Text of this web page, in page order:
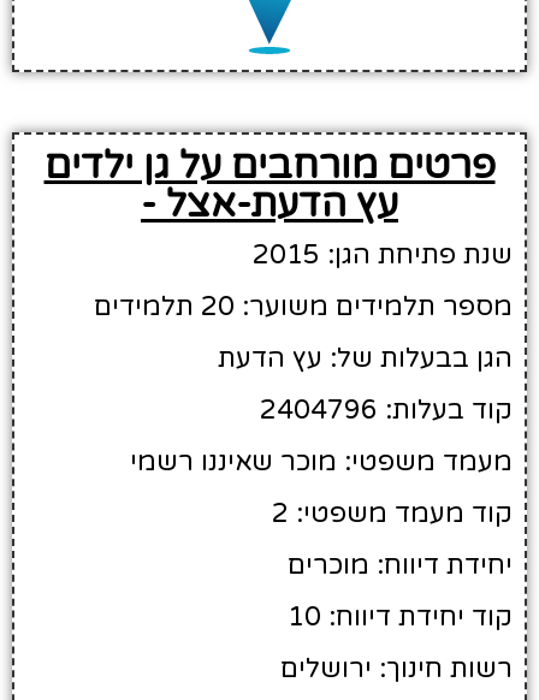
פרטים מורחבים על גן ילדים
עץ הדעת-אצל -
שנת פתיחת הגן: 2015
מספר תלמידים משוער: 20 תלמידים
הגן בבעלות של: עץ הדעת
קוד בעלות: 2404796
מעמד משפטי: מוכר שאיננו רשמי
קוד מעמד משפטי: 2
יחידת דיווח: מוכרים
קוד יחידת דיווח: 10
רשות חינוך: ירושלים